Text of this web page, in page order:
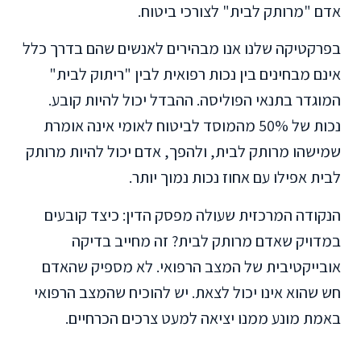
אדם "מרותק לבית" לצורכי ביטוח.
בפרקטיקה שלנו אנו מבהירים לאנשים שהם בדרך כלל
אינם מבחינים בין נכות רפואית לבין "ריתוק לבית"
המוגדר בתנאי הפוליסה. ההבדל יכול להיות קובע.
נכות של 50% מהמוסד לביטוח לאומי אינה אומרת
שמישהו מרותק לבית, ולהפך, אדם יכול להיות מרותק
לבית אפילו עם אחוז נכות נמוך יותר.
הנקודה המרכזית שעולה מפסק הדין: כיצד קובעים
במדויק שאדם מרותק לבית? זה מחייב בדיקה
אובייקטיבית של המצב הרפואי. לא מספיק שהאדם
חש שהוא אינו יכול לצאת. יש להוכיח שהמצב הרפואי
באמת מונע ממנו יציאה למעט צרכים הכרחיים.